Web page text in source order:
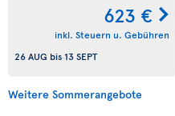
623 €
inkl. Steuern u. Gebühren
26 AUG bis 13 SEPT
Weitere Sommerangebote